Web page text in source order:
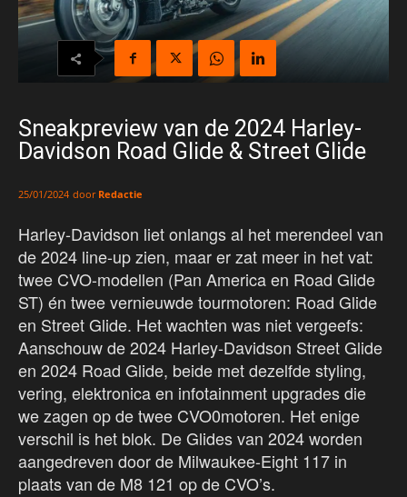
Sneakpreview van de 2024 Harley-
Davidson Road Glide & Street Glide
25/01/2024 door Redactie
Harley-Davidson liet onlangs al het merendeel van
de 2024 line-up zien, maar er zat meer in het vat:
twee CVO-modellen (Pan America en Road Glide
ST) én twee vernieuwde tourmotoren: Road Glide
en Street Glide. Het wachten was niet vergeefs:
Aanschouw de 2024 Harley-Davidson Street Glide
en 2024 Road Glide, beide met dezelfde styling,
vering, elektronica en infotainment upgrades die
we zagen op de twee CVO0motoren. Het enige
verschil is het blok. De Glides van 2024 worden
aangedreven door de Milwaukee-Eight 117 in
plaats van de M8 121 op de CVO’s.